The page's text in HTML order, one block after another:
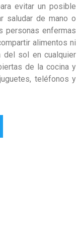
evitar un posible
saludar de mano o
personas enfermas
alimentos ni
del sol en cualquier
de la cocina y
teléfonos y